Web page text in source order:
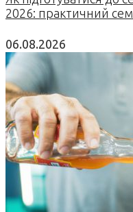
2026: практичний
06.08.2026